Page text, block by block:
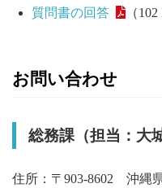
質問書の回答 （
お問い合わせ
総務課（担当：大
住所：〒903-8602 沖縄